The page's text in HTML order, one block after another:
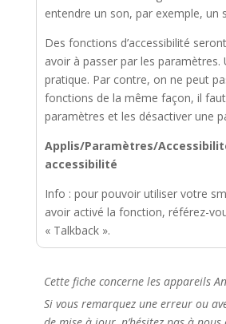
entendre un son, par exemple, un
Des fonctions d’accessibilité
avoir à passer par les paramètres.
pratique. Par contre, on ne peut
fonctions de la même façon, il
paramètres et les désactiver une
Applis/Paramètres/
accessibilité
Info : pour pouvoir utiliser votre
avoir activé la fonction, référez-
« Talkback ».
Cette fiche concerne les appareils
Si vous remarquez une erreur ou